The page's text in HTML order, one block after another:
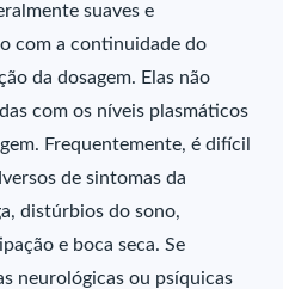
suaves e
com a continuidade do
da dosagem. Elas não
com os níveis plasmáticos
Frequentemente, é difícil
de sintomas da
distúrbios do sono,
e boca seca. Se
neurológicas ou psíquicas